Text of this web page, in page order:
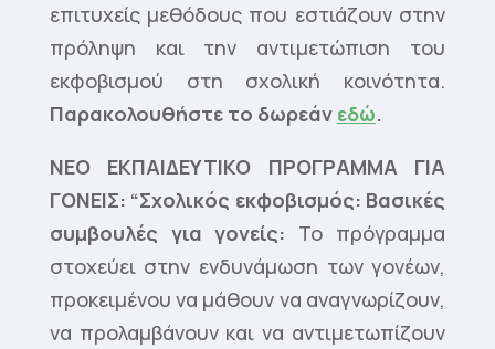
επιτυχείς μεθόδους που εστιάζουν στην
πρόληψη και την αντιμετώπιση του
εκφοβισμού στη σχολική κοινότητα.
Παρακολουθήστε το δωρεάν εδώ.
ΝΕΟ ΕΚΠΑΙΔΕΥΤΙΚΟ ΠΡΟΓΡΑΜΜΑ ΓΙΑ
ΓΟΝΕΙΣ: “Σχολικός εκφοβισμός: Βασικές
συμβουλές για γονείς: Το πρόγραμμα
στοχεύει στην ενδυνάμωση των γονέων,
προκειμένου να μάθουν να αναγνωρίζουν,
να προλαμβάνουν και να αντιμετωπίζουν